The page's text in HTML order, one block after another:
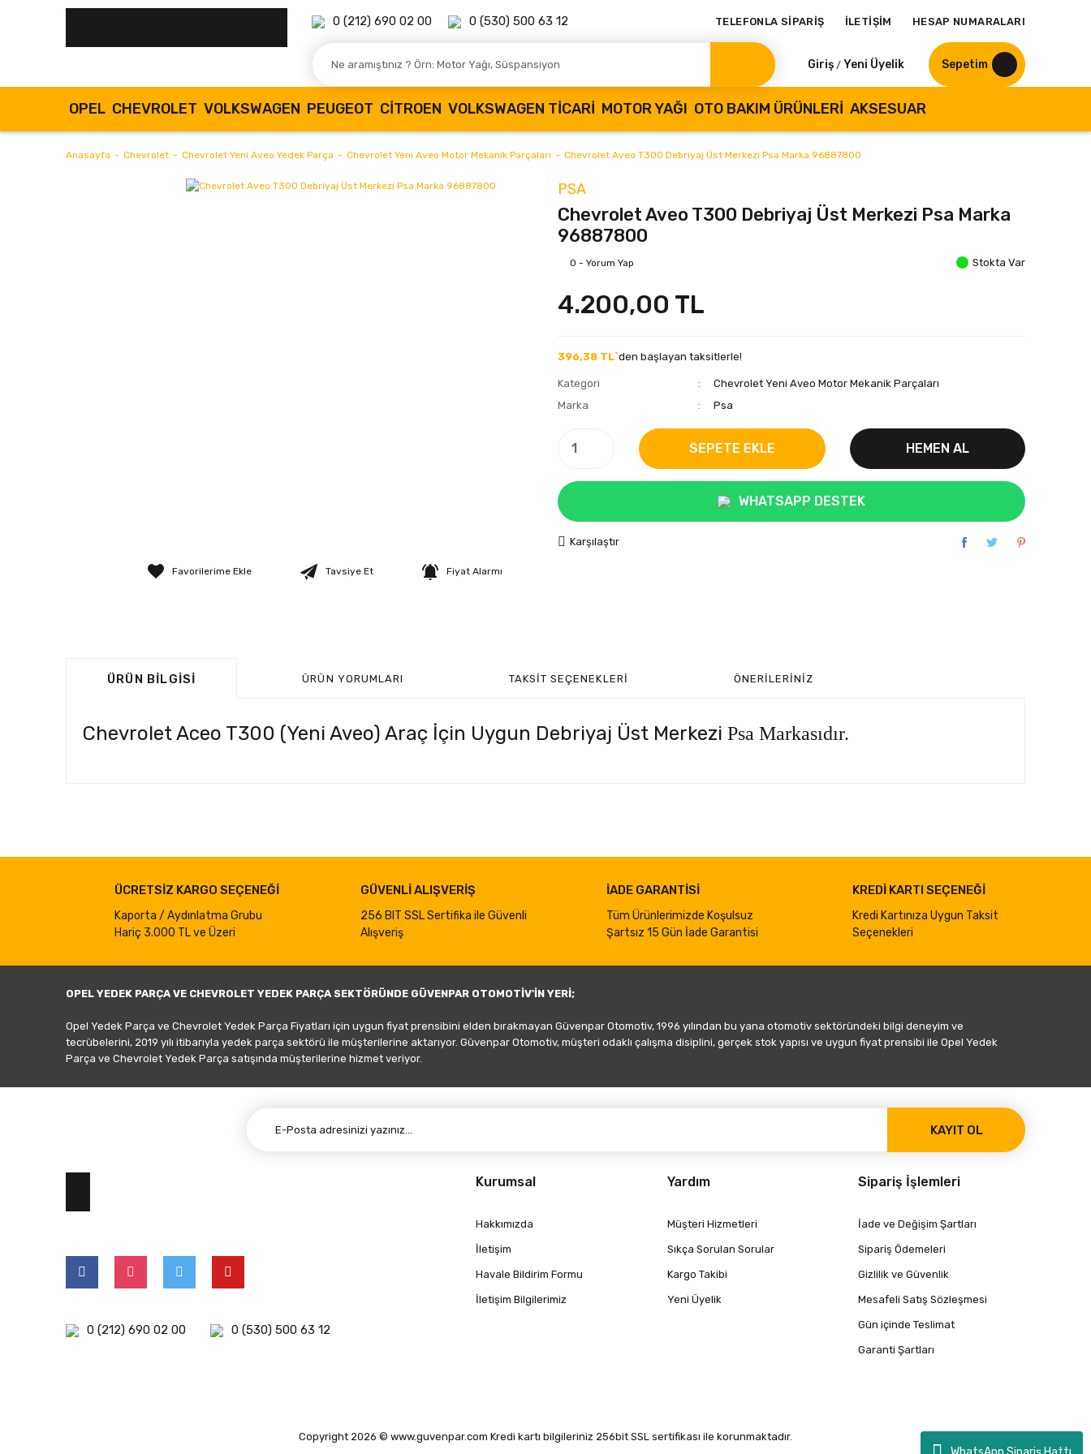
0 (212) 690 02 00 0 (530) 500 63 12 TELEFONLA SİPARİŞ İLETİŞİM HESAP NUMARALARI
Giriş / Yeni Üyelik Sepetim
OPEL CHEVROLET VOLKSWAGEN PEUGEOT CITROEN VOLKSWAGEN TICARI MOTOR YAĞI OTO BAKIM ÜRÜNLERI AKSESUAR
Anasayfa Chevrolet Chevrolet Yeni Aveo Yedek Parça Chevrolet Yeni Aveo Motor Mekanik Parçaları Chevrolet Aveo T300 Debriyaj Üst Merkezi Psa Marka 96887800
Tavsiye Et Fiyat Alarmı
PSA
Chevrolet Aveo T300 Debriyaj Üst Merkezi Psa Marka
96887800
0 - Yorum Yap Stokta Var
4.200,00 TL
396,38 TL`den başlayan taksitlerle!
Kategori
Chevrolet Yeni Aveo Motor Mekanik Parçaları
Marka
Psa
SEPETE EKLE HEMEN AL
WHATSAPP DESTEK
Karşılaştır
ÜRÜN BILGISI ÜRÜN YORUMLARI TAKSIT SEÇENEKLERI ÖNERILERINIZ
Chevrolet Aceo T300 (Yeni Aveo) Araç İçin Uygun Debriyaj Üst Merkezi Psa Markasıdır.
Ürün açıklamasında eksik bilgiler bulunuyor.
Ürün bilgilerinde hatalar bulunuyor.
Ürün fiyatı diğer sitelerden daha pahalı.
ÜCRETSİZ KARGO SEÇENEĞİ
Kaporta / Aydınlatma Grubu
Hariç 3.000 TL ve Üzeri
GÜVENLİ ALIŞVERİŞ
256 BIT SSL Sertifika ile Güvenli
Alışveriş
İADE GARANTİSİ
Tüm Ürünlerimizde Koşulsuz
Şartsız 15 Gün İade Garantisi
KREDİ KARTI SEÇENEĞİ
Kredi Kartınıza Uygun Taksit
Seçenekleri
OPEL YEDEK PARÇA VE CHEVROLET YEDEK PARÇA SEKTÖRÜNDE GÜVENPAR OTOMOTİV'İN YERİ;
Opel Yedek Parça ve Chevrolet Yedek Parça Fiyatları için uygun fiyat prensibini elden bırakmayan Güvenpar Otomotiv, 1996 yılından bu yana otomotiv sektöründeki bilgi deneyim ve
tecrübelerini, 2019 yılı itibarıyla yedek parça sektörü ile müşterilerine aktarıyor. Güvenpar Otomotiv, müşteri odaklı çalışma disiplini, gerçek stok yapısı ve uygun fiyat prensibi ile Opel Yedek
Parça ve Chevrolet Yedek Parça satışında müşterilerine hizmet veriyor.
KAYIT OL
0 (212) 690 02 00 0 (530) 500 63 12
Kurumsal
Hakkımızda
İletişim
Havale Bildirim Formu
İletişim Bilgilerimiz
Yardım
Müşteri Hizmetleri
Sıkça Sorulan Sorular
Kargo Takibi
Yeni Üyelik
Sipariş İşlemleri
İade ve Değişim Şartları
Sipariş Ödemeleri
Gizlilik ve Güvenlik
Mesafeli Satış Sözleşmesi
Gün içinde Teslimat
Garanti Şartları
Copyright 2026 © www.guvenpar.com Kredi kartı bilgileriniz 256bit SSL sertifikası ile korunmaktadır.